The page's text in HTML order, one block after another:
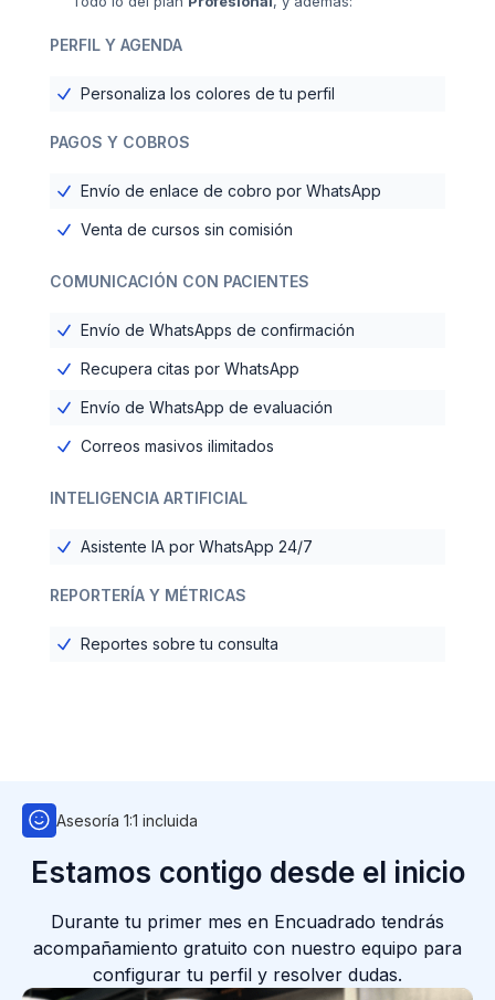
PERFIL Y AGENDA
Personaliza los colores de tu perfil
PAGOS Y COBROS
Envío de enlace de cobro por WhatsApp
Venta de cursos sin comisión
COMUNICACIÓN CON PACIENTES
Envío de WhatsApps de confirmación
Recupera citas por WhatsApp
Envío de WhatsApp de evaluación
Correos masivos ilimitados
INTELIGENCIA ARTIFICIAL
Asistente IA por WhatsApp 24/7
REPORTERÍA Y MÉTRICAS
Reportes sobre tu consulta
Asesoría 1:1 incluida
Estamos contigo desde el inicio
Durante tu primer mes en Encuadrado tendrás
acompañamiento gratuito con nuestro equipo para
configurar tu perfil y resolver dudas.